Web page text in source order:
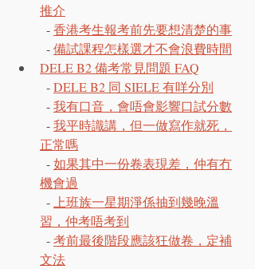
推介
  -
香港考生報考前先要想清楚的事
  -
備試課程怎樣選才不會浪費時間
DELE B2 備考常見問題 FAQ
  -
DELE B2 同 SIELE 有咩分別
  -
我有口音，會唔會影響口試分數
  -
我平時識講，但一做寫作就死，
正常嗎
  -
如果其中一份卷表現差，仲有冇
機會過
  -
上班族一星期淨係抽到幾晚溫
習，仲考唔考到
  -
考前最後階段應該狂做卷，定補
文法